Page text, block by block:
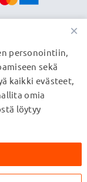
ei
ovat
koskevan
×
personointiin,
sekä
kaikki evästeet,
omia
löytyy